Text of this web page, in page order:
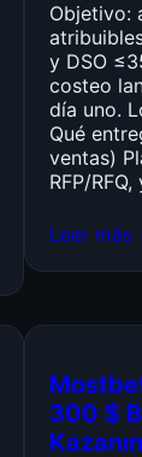
Objetivo:
y DSO
costeo
día uno.
Qué
ventas)
RFP/
Leer más
300 $
Kazanın